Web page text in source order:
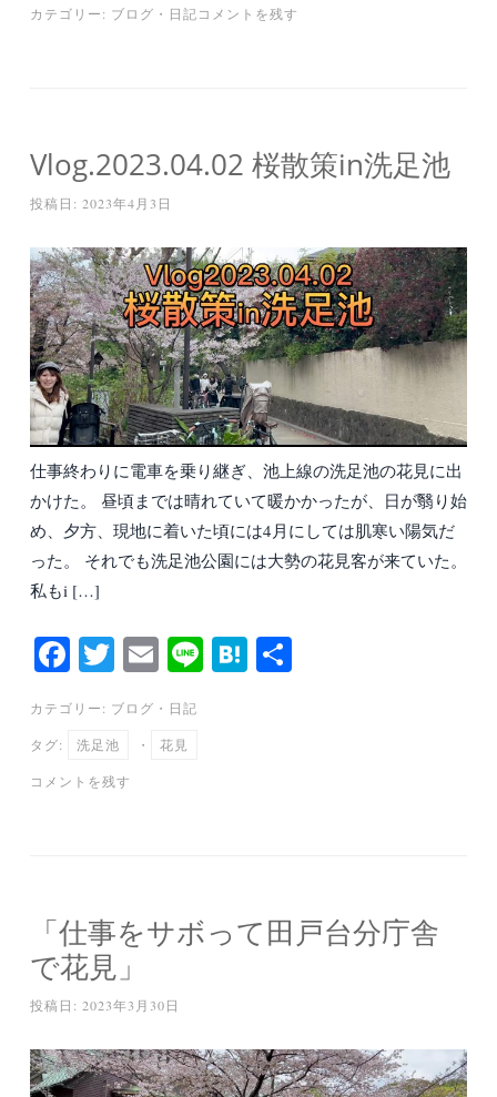
bo tte ail en
カテゴリー: ブログ ・ 日記コメントを残す
Vlog.2023.04.02 桜散策in洗足池
投稿日: 2023年4月3日
仕事終わりに電車を乗り継ぎ、池上線の洗足池の花見に出
かけた。 昼頃までは晴れていて暖かかったが、日が翳り始
め、夕方、現地に着いた頃には4月にしては肌寒い陽気だ
った。 それでも洗足池公園には大勢の花見客が来ていた。
私もi […]
Fa
ce
bo
ok
T
wi
tte
r
E
m
ail
Li
ne
H
at
カテゴリー: ブログ ・ 日記
タグ: 洗足池 ・ 花見
コメントを残す
「仕事をサボって田戸台分庁舎
で花見」
投稿日: 2023年3月30日